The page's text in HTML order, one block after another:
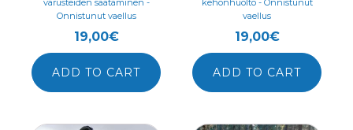
Onnistunut vaellus
19,00€
ADD TO CART
vaellus
19,00€
ADD TO CART